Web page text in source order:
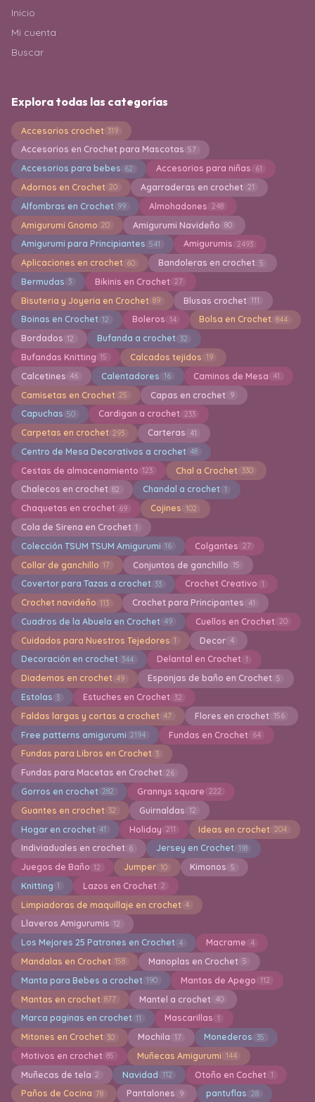
Inicio
Mi cuenta
Buscar
Explora todas las categorías
Accesorios crochet 319
Accesorios en Crochet para Mascotas 57
Accesorios para bebes 62 Accesorios para niñas 61
Adornos en Crochet 20 Agarraderas en crochet 21
Alfombras en Crochet 99 Almohadones 248
Amigurumi Gnomo 20 Amigurumi Navideño 80
Amigurumi para Principiantes 541 Amigurumis 2493
Aplicaciones en crochet 60 Bandoleras en crochet 5
Bermudas 3 Bikinis en Crochet 27
Bisuteria y Joyeria en Crochet 89 Blusas crochet 111
Boinas en Crochet 12 Boleros 14 Bolsa en Crochet 844
Bordados 12 Bufanda a crochet 32
Bufandas Knitting 15 Calcados tejidos 19
Calcetines 46 Calentadores 16 Caminos de Mesa 41
Camisetas en Crochet 25 Capas en crochet 9
Capuchas 50 Cardigan a crochet 233
Carpetas en crochet 293 Carteras 41
Centro de Mesa Decorativos a crochet 48
Cestas de almacenamiento 123 Chal a Crochet 330
Chalecos en crochet 82 Chandal a crochet 1
Chaquetas en crochet 69 Cojines 102
Cola de Sirena en Crochet 1
Colección TSUM TSUM Amigurumi 16 Colgantes 27
Collar de ganchillo 17 Conjuntos de ganchillo 15
Covertor para Tazas a crochet 33 Crochet Creativo 1
Crochet navideño 113 Crochet para Principantes 41
Cuadros de la Abuela en Crochet 49 Cuellos en Crochet 20
Cuidados para Nuestros Tejedores 1 Decor 4
Decoración en crochet 344 Delantal en Crochet 1
Diademas en crochet 49 Esponjas de baño en Crochet 5
Estolas 3 Estuches en Crochet 32
Faldas largas y cortas a crochet 47 Flores en crochet 156
Free patterns amigurumi 2194 Fundas en Crochet 64
Fundas para Libros en Crochet 3
Fundas para Macetas en Crochet 26
Gorros en crochet 282 Grannys square 222
Guantes en crochet 32 Guirnaldas 12
Hogar en crochet 41 Holiday 211 Ideas en crochet 204
Indiviaduales en crochet 6 Jersey en Crochet 118
Juegos de Baño 12 Jumper 10 Kimonos 5
Knitting 1 Lazos en Crochet 2
Limpiadoras de maquillaje en crochet 4
Llaveros Amigurumis 12
Los Mejores 25 Patrones en Crochet 4 Macrame 4
Mandalas en Crochet 158 Manoplas en Crochet 5
Manta para Bebes a crochet 190 Mantas de Apego 112
Mantas en crochet 877 Mantel a crochet 40
Marca paginas en crochet 11 Mascarillas 1
Mitones en Crochet 30 Mochila 17 Monederos 35
Motivos en crochet 85 Muñecas Amigurumi 144
Muñecas de tela 2 Navidad 112 Otoño en Cochet 1
Paños de Cocina 78 Pantalones 9 pantuflas 28